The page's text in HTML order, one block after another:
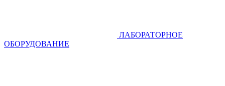
ЛАБОРАТОРНОЕ
ОБОРУДОВАНИЕ